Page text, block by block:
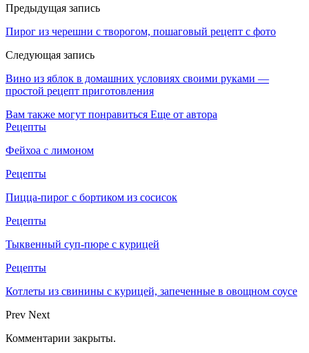
Предыдущая запись
Пирог из черешни с творогом, пошаговый рецепт с фото
Следующая запись
Вино из яблок в домашних условиях своими руками —
простой рецепт приготовления
Вам также могут понравиться Еще от автора
Рецепты
Фейхоа с лимоном
Рецепты
Пицца-пирог с бортиком из сосисок
Рецепты
Тыквенный суп-пюре с курицей
Рецепты
Котлеты из свинины с курицей, запеченные в овощном соусе
Prev Next
Комментарии закрыты.